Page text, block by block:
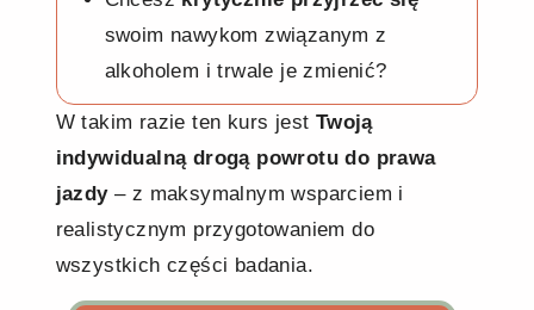
swoim nawykom związanym z
alkoholem i trwale je zmienić?
W takim razie ten kurs jest Twoją
indywidualną drogą powrotu do prawa
jazdy– z maksymalnym wsparciem i
realistycznym przygotowaniem do
wszystkich części badania.